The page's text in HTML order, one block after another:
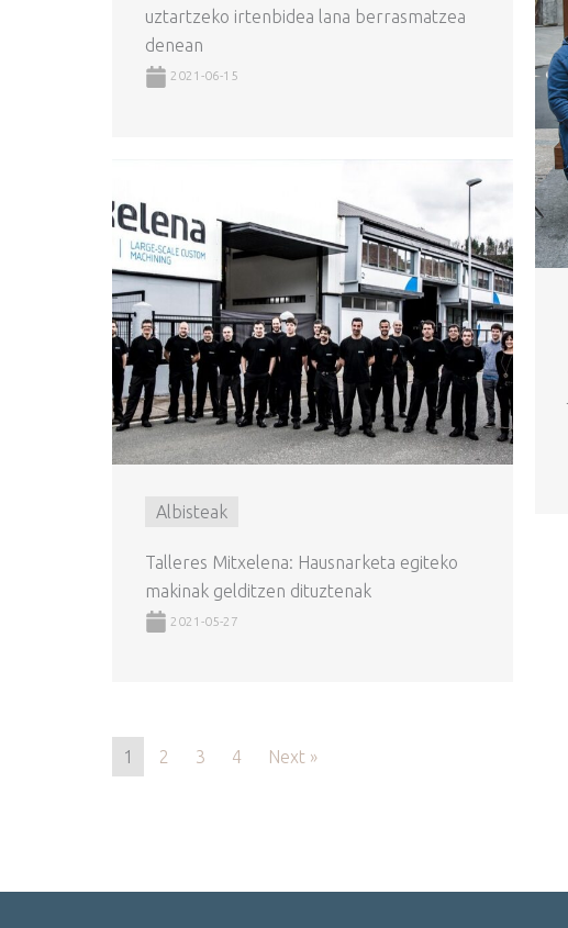
uztartzeko irtenbidea lana berrasmatzea
denean
2021-06-15
Albisteak
Talleres Mitxelena: Hausnarketa egiteko
makinak gelditzen dituztenak
2021-05-27
1 2 3 4 Next »